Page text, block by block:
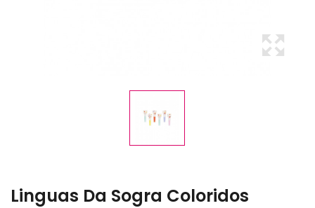
Linguas Da Sogra Coloridos